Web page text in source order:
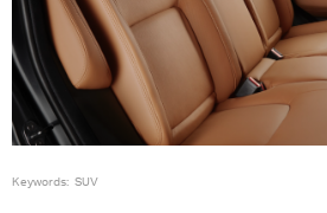
Keywords: SUV